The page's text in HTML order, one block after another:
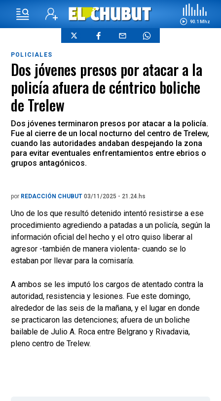
90.1 Mhz
POLICIALES
Dos jóvenes presos por atacar a la
policía afuera de céntrico boliche
de Trelew
Dos jóvenes terminaron presos por atacar a la policía.
Fue al cierre de un local nocturno del centro de Trelew,
cuando las autoridades andaban despejando la zona
para evitar eventuales enfrentamientos entre ebrios o
grupos antagónicos.
por REDACCIÓN CHUBUT 03/11/2025 - 21.24.hs
Uno de los que resultó detenido intentó resistirse a ese
procedimiento agrediendo a patadas a un policía, según la
información oficial del hecho y el otro quiso liberar al
agresor -también de manera violenta- cuando se lo
estaban por llevar para la comisaría.
A ambos se les imputó los cargos de atentado contra la
autoridad, resistencia y lesiones. Fue este domingo,
alrededor de las seis de la mañana, y el lugar en donde
se practicaron las detenciones; afuera de un boliche
bailable de Julio A. Roca entre Belgrano y Rivadavia,
pleno centro de Trelew.